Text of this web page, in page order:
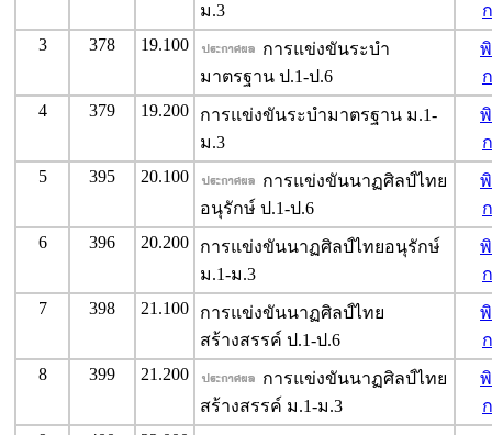
ม.3
3
378 19.100
การแข่งขันระบำ
มาตรฐาน ป.1-ป.6
4
379 19.200
การแข่งขันระบำมาตรฐาน ม.1-
ม.3
5
395 20.100
การแข่งขันนาฏศิลป์ไทย
อนุรักษ์ ป.1-ป.6
6
396 20.200
การแข่งขันนาฏศิลป์ไทยอนุรักษ์
ม.1-ม.3
7
398 21.100
การแข่งขันนาฏศิลป์ไทย
สร้างสรรค์ ป.1-ป.6
8
399 21.200
การแข่งขันนาฏศิลป์ไทย
สร้างสรรค์ ม.1-ม.3